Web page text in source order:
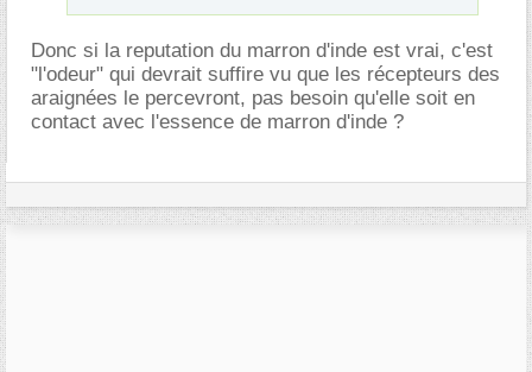
Donc si la reputation du marron d'inde est vrai, c'est
"l'odeur" qui devrait suffire vu que les récepteurs des
araignées le percevront, pas besoin qu'elle soit en
contact avec l'essence de marron d'inde ?